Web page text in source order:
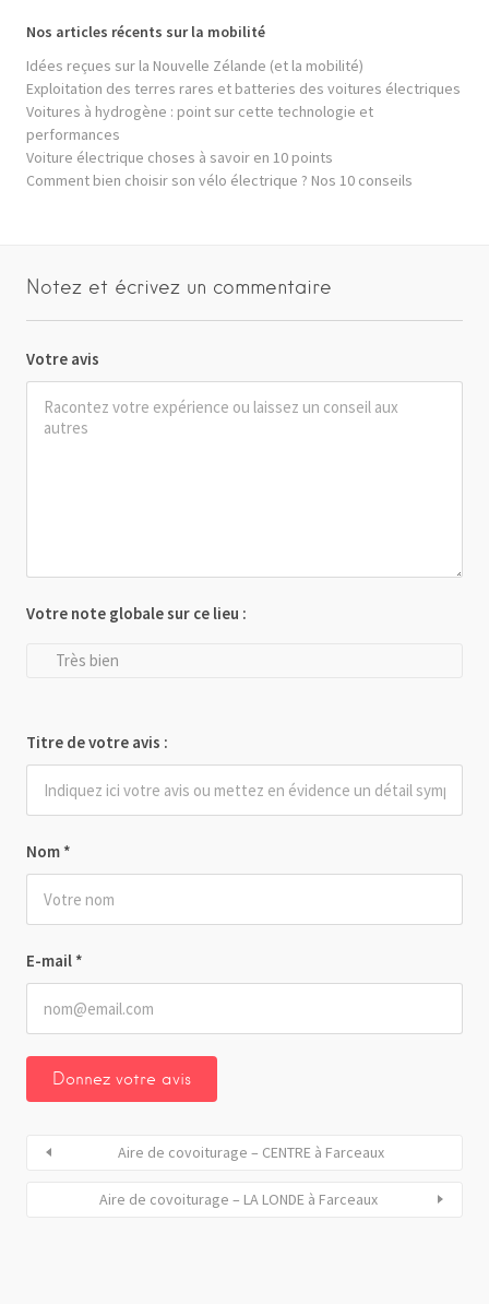
Nos articles récents sur la mobilité
Idées reçues sur la Nouvelle Zélande (et la mobilité)
Exploitation des terres rares et batteries des voitures électriques
Voitures à hydrogène : point sur cette technologie et
performances
Voiture électrique choses à savoir en 10 points
Comment bien choisir son vélo électrique ? Nos 10 conseils
Notez et écrivez un commentaire
Votre avis
Nom *
E-mail *
Votre note globale sur ce lieu :
Très bien
Titre de votre avis :
Aire de covoiturage – CENTRE à Farceaux
Aire de covoiturage – LA LONDE à Farceaux